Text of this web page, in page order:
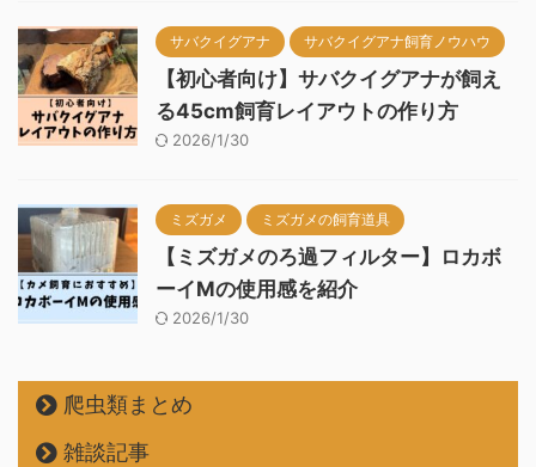
サバクイグアナ サバクイグアナ飼育ノウハウ
【初心者向け】サバクイグアナが飼え
る45cm飼育レイアウトの作り方
2026/1/30
ミズガメ ミズガメの飼育道具
【ミズガメのろ過フィルター】ロカボ
ーイMの使用感を紹介
2026/1/30
爬虫類まとめ
雑談記事